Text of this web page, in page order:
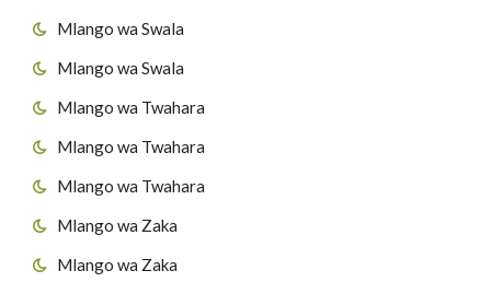
Mlango wa Swala
Mlango wa Swala
Mlango wa Twahara
Mlango wa Twahara
Mlango wa Twahara
Mlango wa Zaka
Mlango wa Zaka